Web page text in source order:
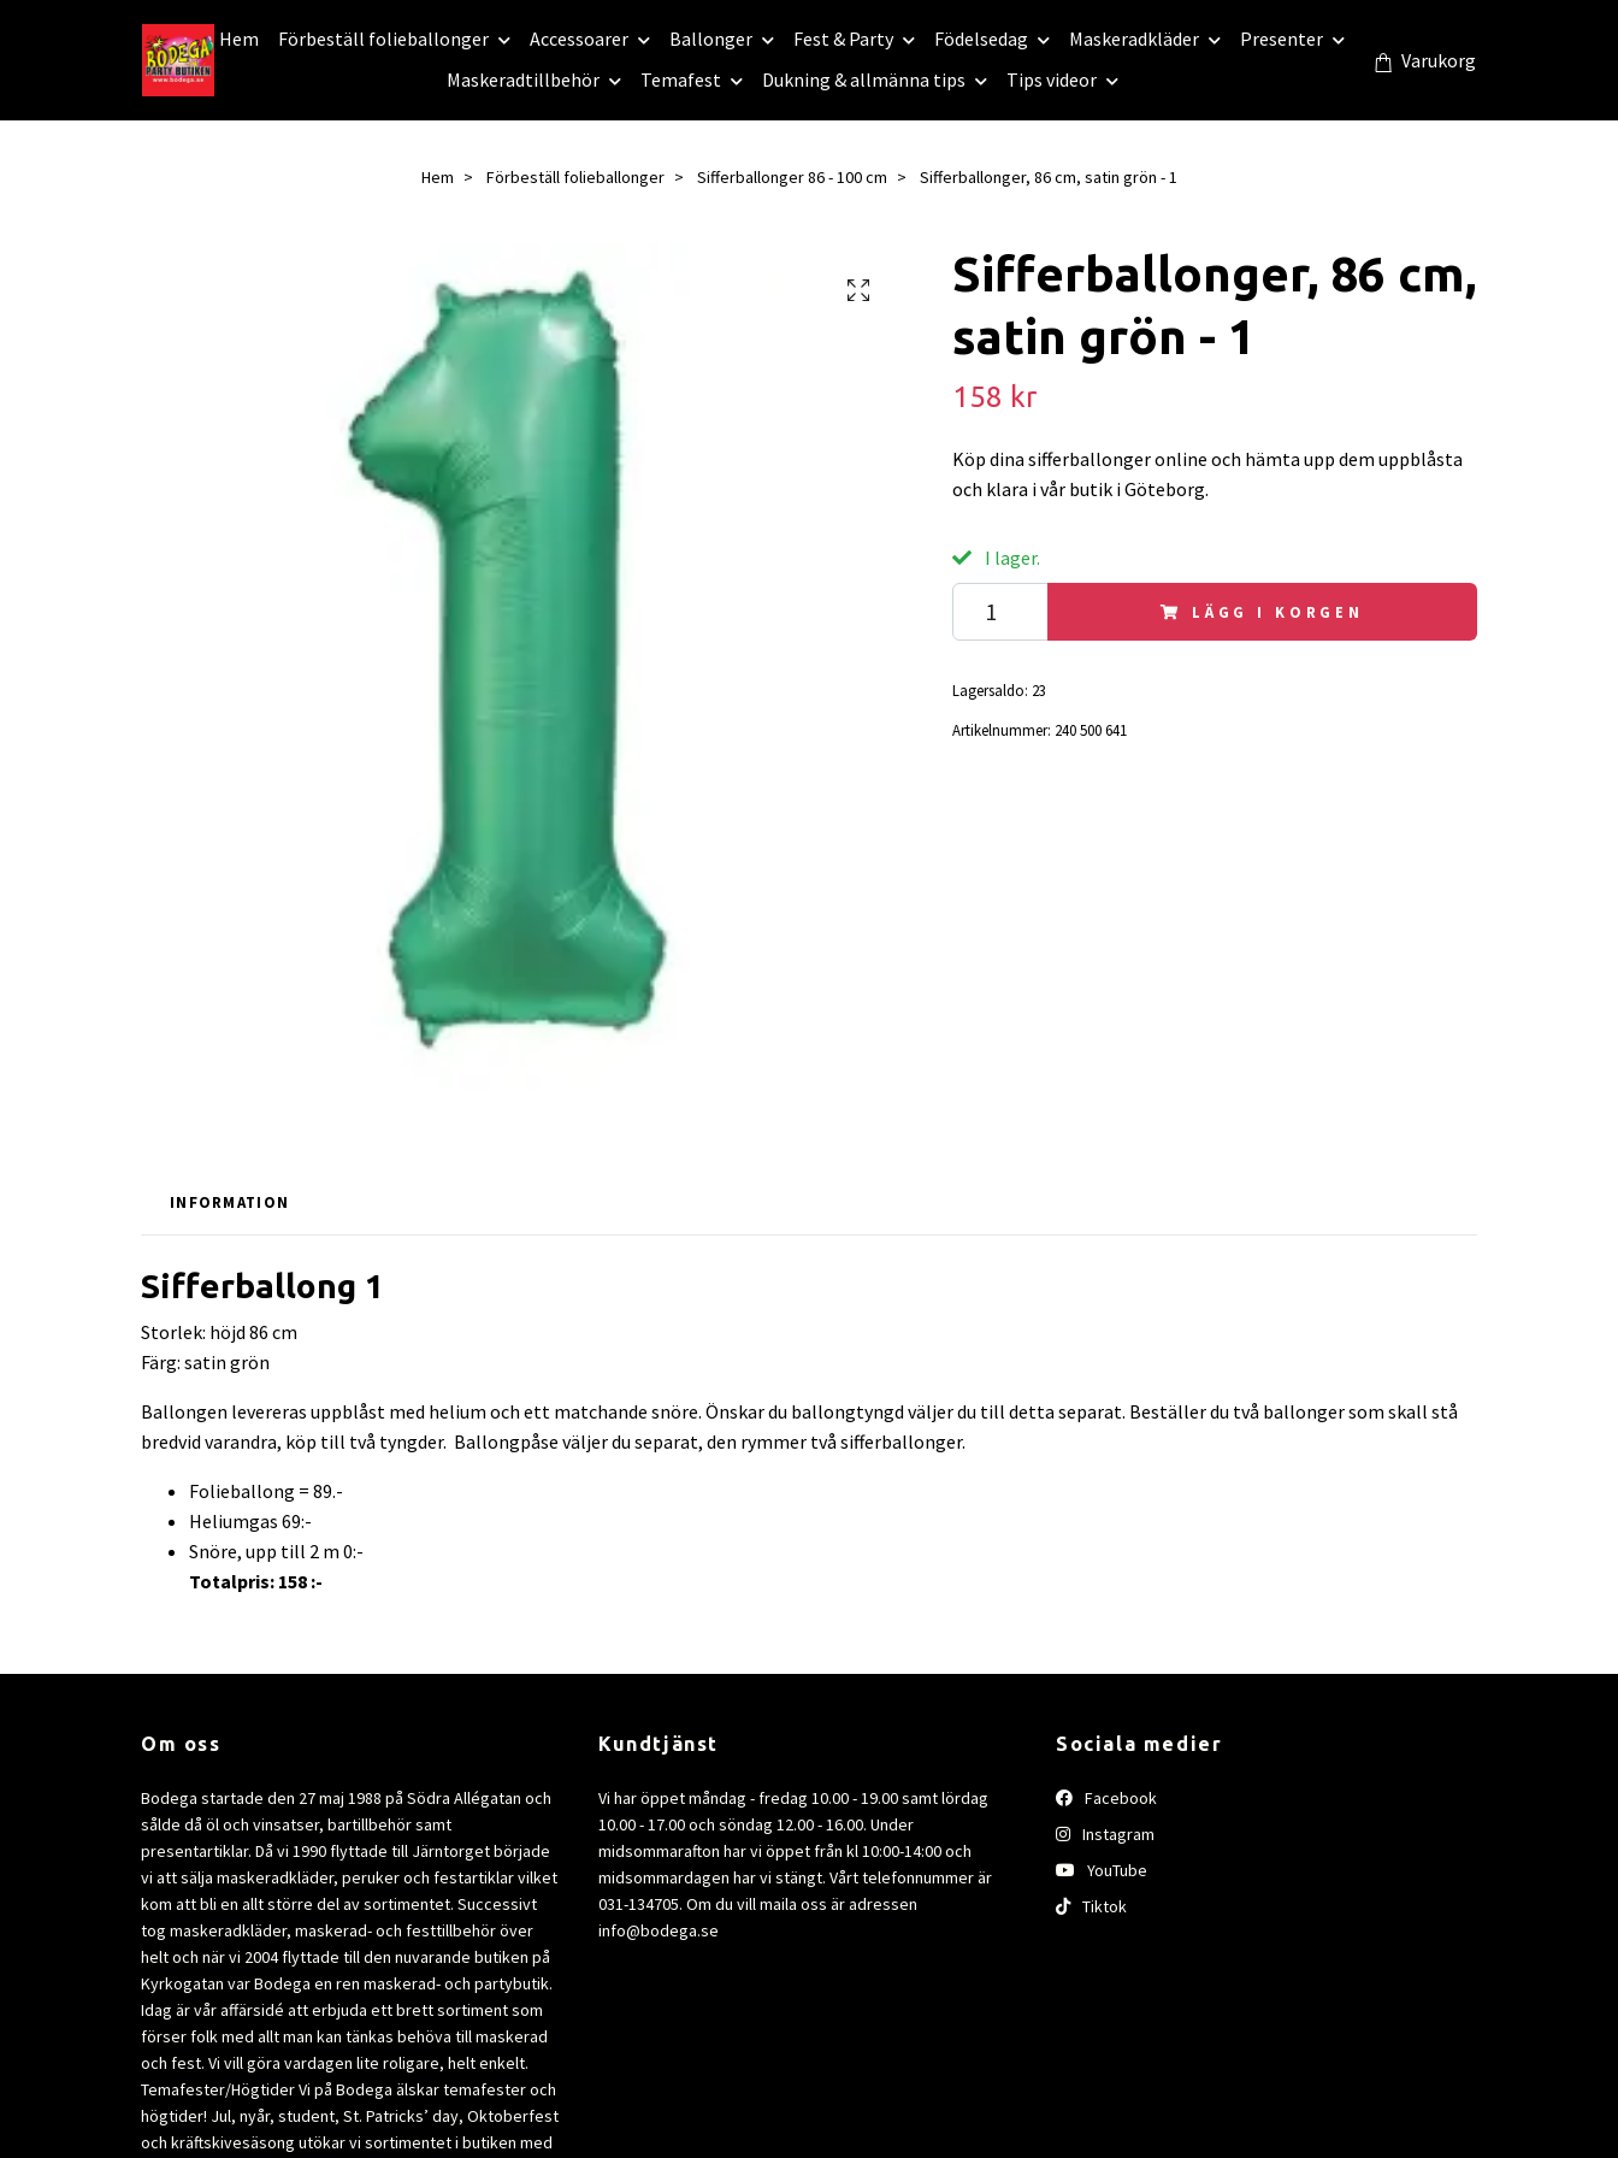
Hem Förbeställ folieballonger Accessoarer Ballonger Fest & Party Födelsedag Maskeradkläder
Presenter
Maskeradtillbehör
Temafest Dukning & allmänna tips Tips videor
Varukorg
Hem Förbeställ folieballonger Sifferballonger 86 - 100 cm Sifferballonger, 86 cm, satin grön - 1
Sifferballonger, 86 cm,
satin grön - 1
158 kr
Köp dina sifferballonger online och hämta upp dem uppblåsta
och klara i vår butik i Göteborg.
I lager.
LÄGG I KORGEN
Lagersaldo: 23
Artikelnummer: 240 500 641
INFORMATION
Sifferballong 1
Storlek: höjd 86 cm
Färg: satin grön
Ballongen levereras uppblåst med helium och ett matchande snöre. Önskar du ballongtyngd väljer du till detta separat. Beställer du två ballonger som skall stå
bredvid varandra, köp till två tyngder. Ballongpåse väljer du separat, den rymmer två sifferballonger.
Folieballong = 89.-
Heliumgas 69:-
Snöre, upp till 2 m 0:-
Totalpris: 158 :-
Om oss
Bodega startade den 27 maj 1988 på Södra Allégatan och
sålde då öl och vinsatser, bartillbehör samt
presentartiklar. Då vi 1990 flyttade till Järntorget började
vi att sälja maskeradkläder, peruker och festartiklar vilket
kom att bli en allt större del av sortimentet. Successivt
tog maskeradkläder, maskerad- och festtillbehör över
helt och när vi 2004 flyttade till den nuvarande butiken på
Kyrkogatan var Bodega en ren maskerad- och partybutik.
Idag är vår affärsidé att erbjuda ett brett sortiment som
förser folk med allt man kan tänkas behöva till maskerad
och fest. Vi vill göra vardagen lite roligare, helt enkelt.
Temafester/Högtider Vi på Bodega älskar temafester och
högtider! Jul, nyår, student, St. Patricks’ day, Oktoberfest
och kräftskivesäsong utökar vi sortimentet i butiken med
Kundtjänst
Vi har öppet måndag - fredag 10.00 - 19.00 samt lördag
10.00 - 17.00 och söndag 12.00 - 16.00. Under
midsommarafton har vi öppet från kl 10:00-14:00 och
midsommardagen har vi stängt. Vårt telefonnummer är
031-134705. Om du vill maila oss är adressen
info@bodega.se
Sociala medier
Facebook
Instagram
YouTube
Tiktok